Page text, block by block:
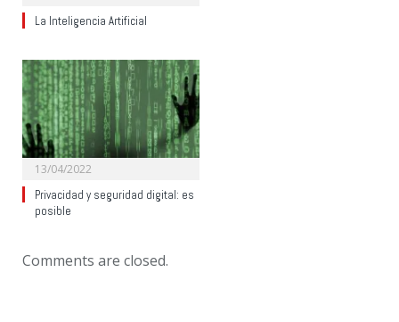
La Inteligencia Artificial
13/04/2022
Privacidad y seguridad digital: es
posible
Comments are closed.